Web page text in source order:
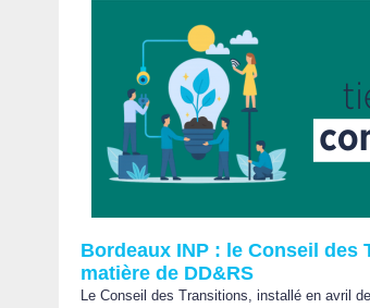
Bordeaux INP : le Conseil
matière de DD&RS
Le Conseil des Transitions, installé en avril